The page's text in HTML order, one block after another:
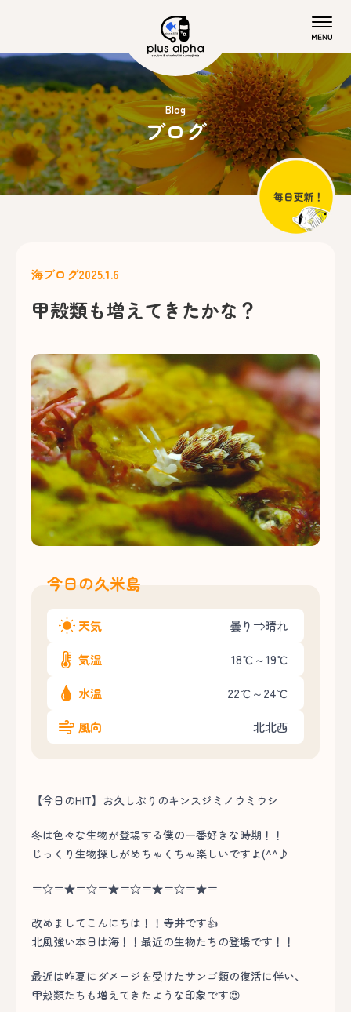
Blog
ブログ
海ブログ2025.1.6
甲殻類も増えてきたかな？
今日の久米島
天気 曇り⇒晴れ
気温 18℃～19℃
水温 22℃～24℃
風向 北北西
【今日のHIT】お久しぶりのキンスジミノウミウシ
冬は色々な生物が登場する僕の一番好きな時期！！
じっくり生物探しがめちゃくちゃ楽しいですよ(^^♪
＝☆＝★＝☆＝★＝☆＝★＝☆＝★＝
改めましてこんにちは！！寺井です👍
北風強い本日は海！！最近の生物たちの登場です！！
最近は昨夏にダメージを受けたサンゴ類の復活に伴い、
甲殻類たちも増えてきたような印象です😍